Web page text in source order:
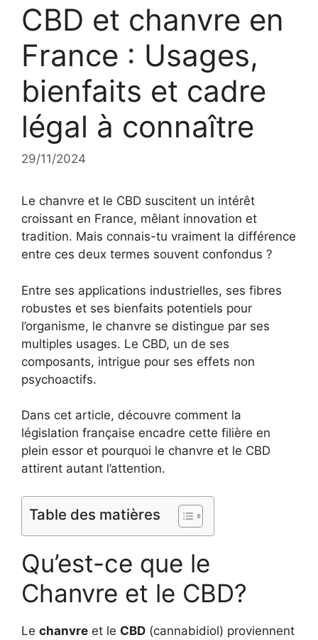
CBD et chanvre en
France : Usages,
bienfaits et cadre
légal à connaître
29/11/2024
Le chanvre et le CBD suscitent un intérêt
croissant en France, mêlant innovation et
tradition. Mais connais-tu vraiment la différence
entre ces deux termes souvent confondus ?
Entre ses applications industrielles, ses fibres
robustes et ses bienfaits potentiels pour
l’organisme, le chanvre se distingue par ses
multiples usages. Le CBD, un de ses
composants, intrigue pour ses effets non
psychoactifs.
Dans cet article, découvre comment la
législation française encadre cette filière en
plein essor et pourquoi le chanvre et le CBD
attirent autant l’attention.
Table des matières
Qu’est-ce que le
Chanvre et le CBD?
Le chanvre et le CBD (cannabidiol) proviennent